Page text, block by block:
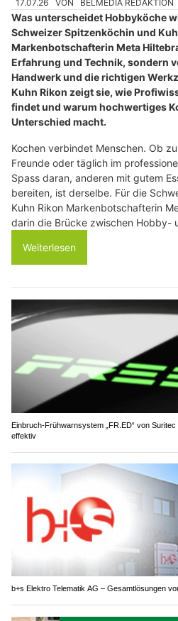
17.07.26 VON BELMEDIA REDAKTION
Was unterscheidet Hobbyköche
Schweizer Spitzenköchin und
Markenbotschafterin Meta
Erfahrung und Technik, sondern
Handwerk und die richtigen
Kuhn Rikon zeigt sie, wie
findet und warum hochwertiges
Unterschied macht.
Kochen verbindet Menschen. Ob
Freunde oder täglich im
Spass daran, anderen mit gutem
bereiten, ist derselbe. Für die
Kuhn Rikon Markenbotschafterin
darin die Brücke zwischen Hobby-
Weiterlesen
Einbruch-Frühwarnsystem „FR.ED“ von
effektiv
b+s Elektro Telematik AG – Gesamtlösungen